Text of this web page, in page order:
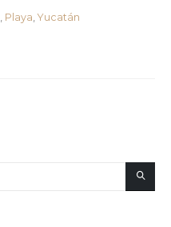
, Playa,Yucatán